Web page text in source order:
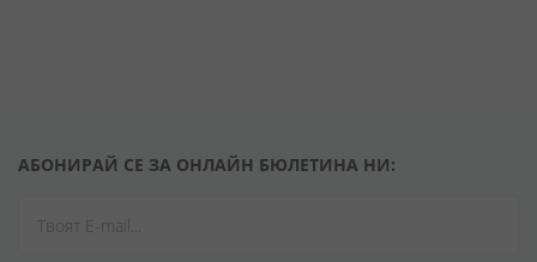
АБОНИРАЙ СЕ ЗА ОНЛАЙН БЮЛЕТИНА НИ: